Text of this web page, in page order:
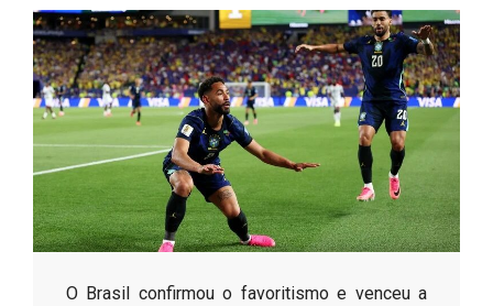
s
s
o
B
​O Brasil confirmou o favoritismo e venceu a